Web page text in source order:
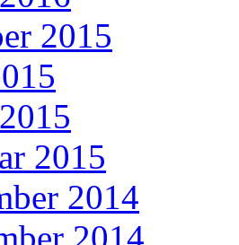
2015
2015
2014
2014